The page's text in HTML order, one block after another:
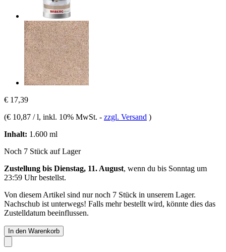
€ 17,39
(€ 10,87 / l, inkl. 10% MwSt. - zzgl. Versand )
Inhalt: 1.600 ml
Noch 7 Stück auf Lager
Zustellung bis Dienstag, 11. August, wenn du bis Sonntag um
23:59 Uhrbestellst.
Von diesem Artikel sind nur noch 7 Stück in unserem Lager.
Nachschub ist unterwegs! Falls mehr bestellt wird, könnte dies das
Zustelldatum beeinflussen.
In den Warenkorb